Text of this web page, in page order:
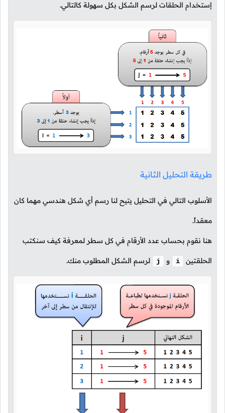
إستخدام الحلقات لرسم الشكل بكل سهولة كالتالي.
طريقة التحليل الثانية
الأسلوب التالي في التحليل يتيح لنا رسم أي شكل هندسي مهما كان
معقداً.
هنا نقوم بحساب عدد الأرقام في كل سطر لمعرفة كيف سنكتب
الحلقتين i و j لرسم الشكل المطلوب منك.